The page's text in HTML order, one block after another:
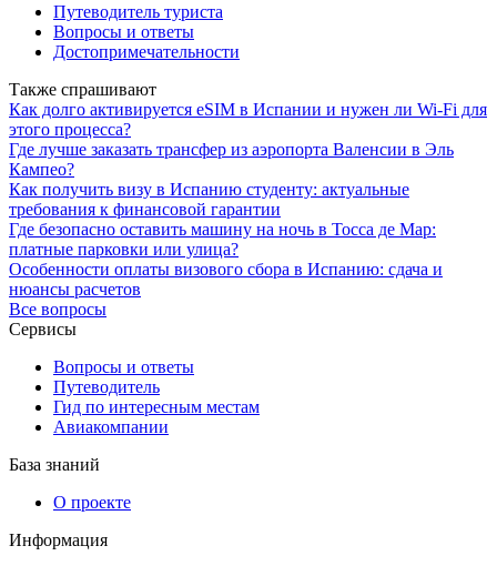
Путеводитель туриста
Вопросы и ответы
Достопримечательности
Также спрашивают
Как долго активируется eSIM в Испании и нужен ли Wi-Fi для
этого процесса?
Где лучше заказать трансфер из аэропорта Валенсии в Эль
Кампео?
Как получить визу в Испанию студенту: актуальные
требования к финансовой гарантии
Где безопасно оставить машину на ночь в Тосса де Мар:
платные парковки или улица?
Особенности оплаты визового сбора в Испанию: сдача и
нюансы расчетов
Все вопросы
Сервисы
Вопросы и ответы
Путеводитель
Гид по интересным местам
Авиакомпании
База знаний
О проекте
Информация